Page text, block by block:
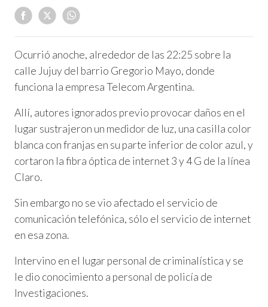
Ocurrió anoche, alrededor de las 22:25 sobre la
calle Jujuy del barrio Gregorio Mayo, donde
funciona la empresa Telecom Argentina.
Allí, autores ignorados previo provocar daños en el
lugar sustrajeron un medidor de luz, una casilla color
blanca con franjas en su parte inferior de color azul, y
cortaron la fibra óptica de internet 3 y 4 G de la línea
Claro.
Sin embargo no se vio afectado el servicio de
comunicación telefónica, sólo el servicio de internet
en esa zona.
Intervino en el lugar personal de criminalística y se
le dio conocimiento a personal de policía de
Investigaciones.